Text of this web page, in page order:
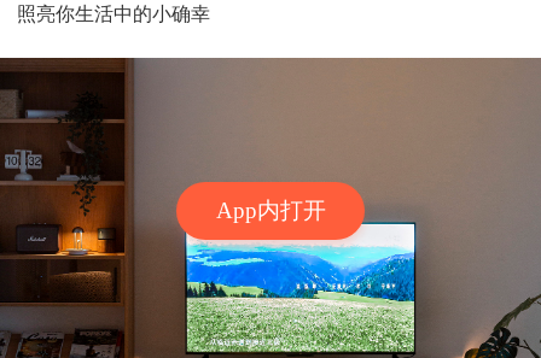
App内打开
照亮你生活中的小确幸